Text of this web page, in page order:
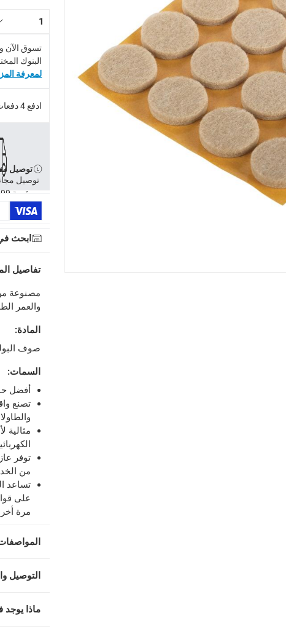
والذي يحمي بعناية أي أرضيات من الخدوش
واقيات أرجل الكراسي في مكانها على قواعد أثاثك، ولن تضطر أبدًا
:
تُطبق رسوم توصيل إضافية.
1
تسوق الآن
البنوك
لمعرفة
ادفع 4 دفعات بدون فوائد.
توصيل
توصيل
بقيمة 99 د.إ وأكثر
ابحث
تفاصيل
مصنوعة
والعمر
المادة:
صوف
السمات:
أفضل
تصنع
مثالية
توفر
من
تساعد
على
مرة
التوصيل
ماذا